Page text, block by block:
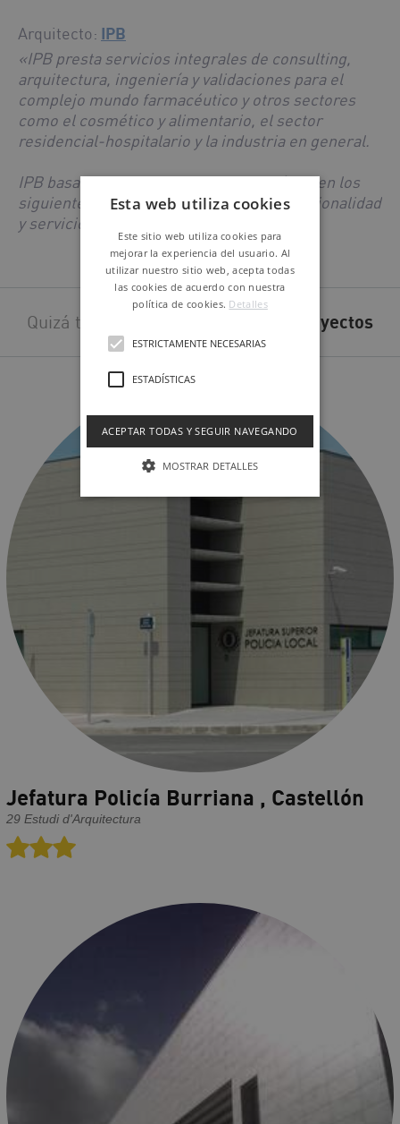
Arquitecto: IPB
«IPB presta servicios integrales de consulting,
arquitectura, ingeniería y validaciones para el
complejo mundo farmacéutico y otros sectores
como el cosmético y alimentario, el sector
residencial-hospitalario y la industria en general.
IPB basa su existencia, su labor y su éxito en los
siguientes valores: independencia, profesionalidad
y servicio integral.»
Quizá también te interesen estos proyectos
Jefatura Policía Burriana , Castellón
29 Estudi d'Arquitectura
Esta web utiliza cookies
Este sitio web utiliza cookies para
mejorar la experiencia del usuario. Al
utilizar nuestro sitio web, acepta todas
las cookies de acuerdo con nuestra
política de cookies. Detalles
ESTRICTAMENTE NECESARIAS
ESTADÍSTICAS
ACEPTAR TODAS Y SEGUIR NAVEGANDO
MOSTRAR DETALLES